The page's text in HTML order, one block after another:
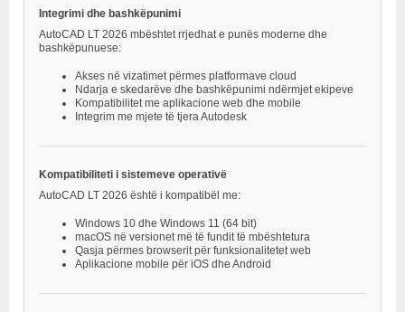
Integrimi dhe bashkëpunimi
AutoCAD LT 2026 mbështet rrjedhat e punës moderne dhe
bashkëpunuese:
Akses në vizatimet përmes platformave cloud
Ndarja e skedarëve dhe bashkëpunimi ndërmjet ekipeve
Kompatibilitet me aplikacione web dhe mobile
Integrim me mjete të tjera Autodesk
Kompatibiliteti i sistemeve operativë
AutoCAD LT 2026 është i kompatibël me:
Windows 10 dhe Windows 11 (64 bit)
macOS në versionet më të fundit të mbështetura
Qasja përmes browserit për funksionalitetet web
Aplikacione mobile për iOS dhe Android